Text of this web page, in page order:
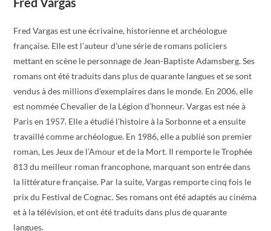
Fred Vargas est une écrivaine, historienne et archéologue
française. Elle est l’auteur d’une série de romans policiers
mettant en scène le personnage de Jean-Baptiste Adamsberg. Ses
romans ont été traduits dans plus de quarante langues et se sont
vendus à des millions d’exemplaires dans le monde. En 2006, elle
est nommée Chevalier de la Légion d’honneur. Vargas est née à
Paris en 1957. Elle a étudié l’histoire à la Sorbonne et a ensuite
travaillé comme archéologue. En 1986, elle a publié son premier
roman, Les Jeux de l’Amour et de la Mort. Il remporte le Trophée
813 du meilleur roman francophone, marquant son entrée dans
la littérature française. Par la suite, Vargas remporte cinq fois le
prix du Festival de Cognac. Ses romans ont été adaptés au cinéma
et à la télévision, et ont été traduits dans plus de quarante
langues.